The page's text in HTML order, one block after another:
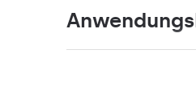
Beleuchtung der